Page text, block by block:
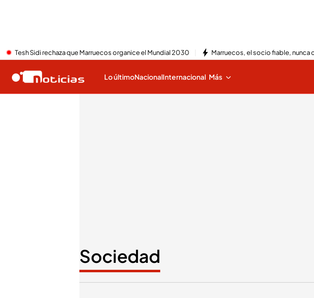
Tesh Sidi rechaza que Marruecos organice el Mundial 2030 Marruecos, el socio fiable, nunca
Lo últimoNacionalInternacional Más
Sociedad